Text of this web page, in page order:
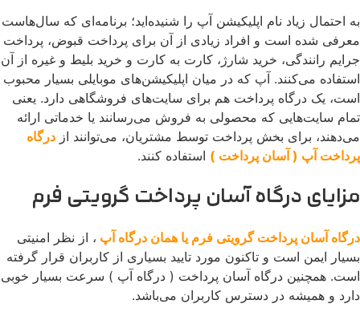
به احتمال زیاد نام اپلیکیشن آپ را شنیده‌اید؛ برنامه‌ای که سال‌هاست
معرفی شده است و افراد زیادی از آن برای پرداخت قبوض، پرداخت
جرایم رانندگی، خرید شارژ، کارت به کارت و خرید بلیط و غیره از آن
استفاده می‌کنند. آپ که در میان اپلیکیشن‌های موبایلی بسیار محبوب
است، یک درگاه پرداخت هم برای سایت‌های فروشگاهی دارد. یعنی
تمام سایت‌هایی که محصولی به فروش می‌رسانند یا خدماتی ارائه
می‌دهند، برای بخش پرداخت توسط مشتریان، می‌توانند از درگاه
پرداخت آپ ( آسان پرداخت ) استفاده کنند.
مزایای درگاه آسان پرداخت گرویتی فرم
درگاه آسان پرداخت گرویتی فرم یا همان درگاه آپ ، از نظر امنیتی
بسیار ایمن است و تاکنون مورد تایید بسیاری از کاربران قرار گرفته
است. همچنین درگاه آسان پرداخت ( درگاه آپ ) سرعت بسیار خوبی
دارد و همیشه در دسترس کاربران می‌باشد.